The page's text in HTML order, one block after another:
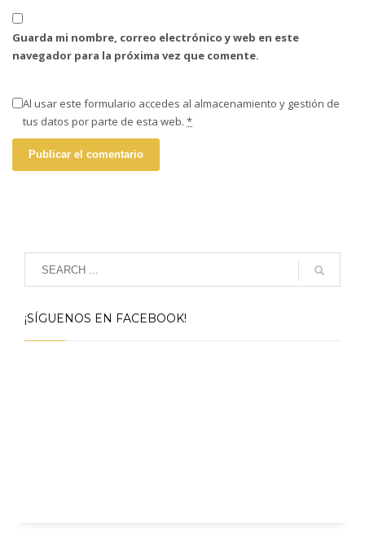
Guarda mi nombre, correo electrónico y web en este
navegador para la próxima vez que comente.
Al usar este formulario accedes al almacenamiento y gestión de
tus datos por parte de esta web. *
¡SÍGUENOS EN FACEBOOK!